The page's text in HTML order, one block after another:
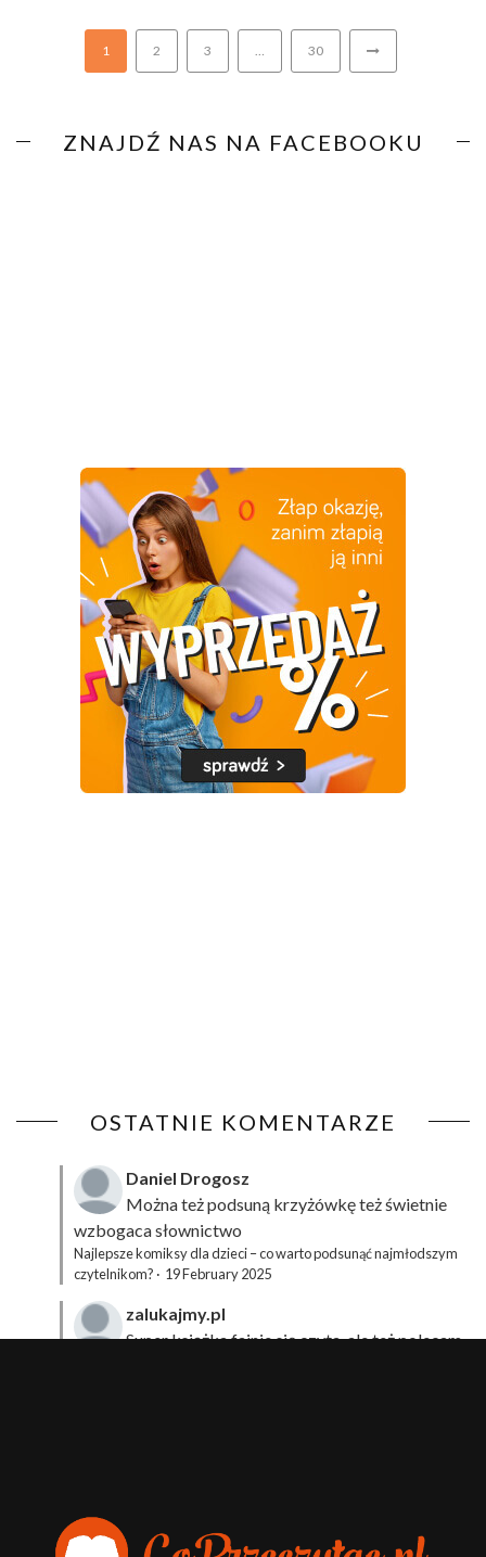
1 2 3 30
ZNAJDŹ NAS NA FACEBOOKU
OSTATNIE KOMENTARZE
Daniel Drogosz
Można też podsuną krzyżówkęteż świetnie
wzbogaca słownictwo
Najlepsze komiksy dla dzieci – co warto podsunąć najmłodszym
czytelnikom? · 19 February 2025
zalukajmy.pl
Super książka fajnie się czyta, ale też polecam
książki skoro czyta się np na czytniku.
Planer Książkary – ten gadżet powinien mieć każdy